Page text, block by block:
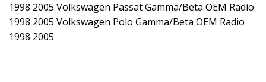
1998 2005 Volkswagen Passat Gamma/Beta OEM Radio
1998 2005 Volkswagen Polo Gamma/Beta OEM Radio
1998 2005